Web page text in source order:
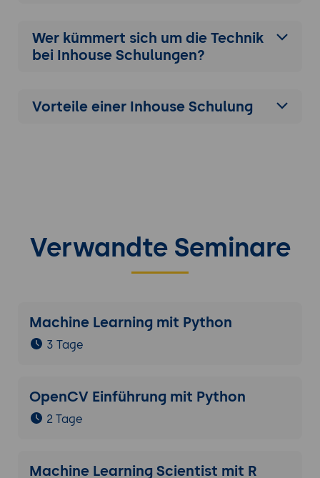
Wer kümmert sich um die Technik
bei Inhouse Schulungen?
Vorteile einer Inhouse Schulung
Verwandte Seminare
Machine Learning mit Python
3 Tage
OpenCV Einführung mit Python
2 Tage
Machine Learning Scientist mit R